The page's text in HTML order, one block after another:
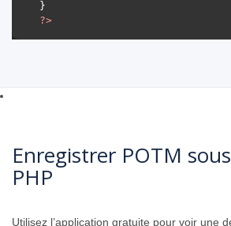
?>
Enregistrer POTM
PHP
Utilisez l’application gratuite pour voir une